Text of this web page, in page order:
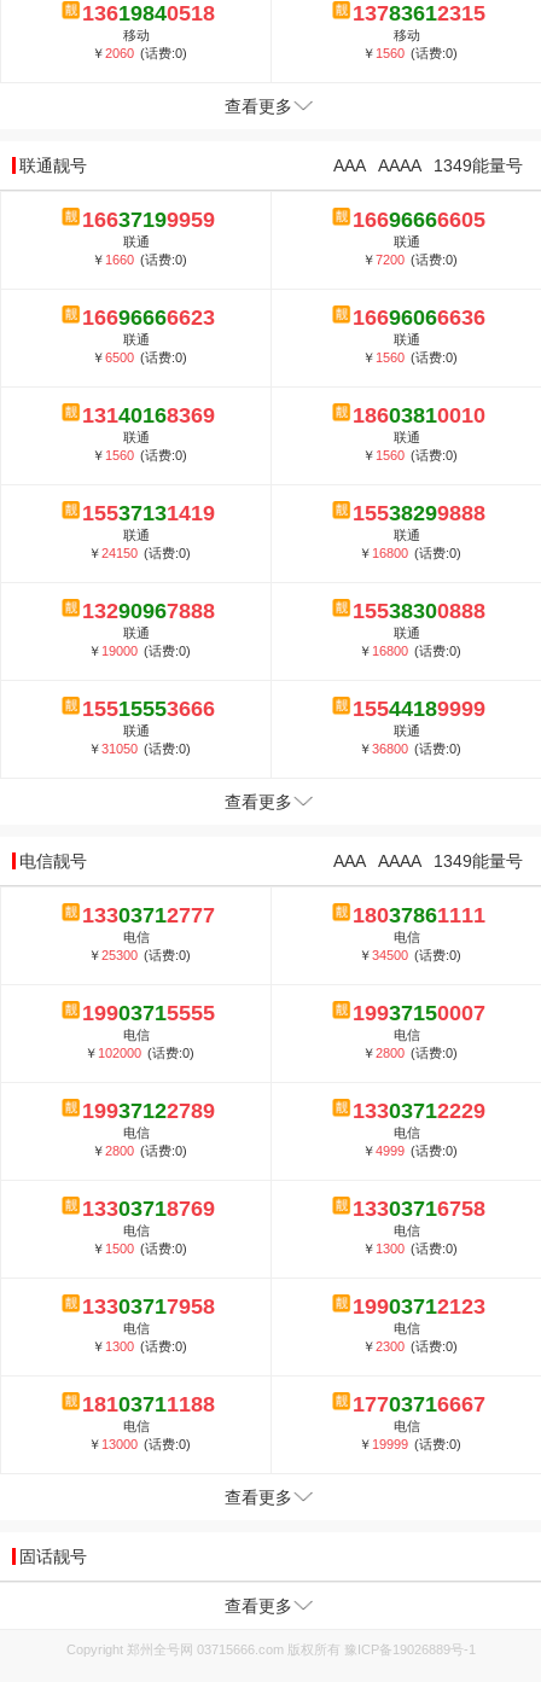
13619840518
移动
￥2060 (话费:0)
13783612315
移动
￥ 1560 (话费:0)
查看更多
联通靓号 1349能量号
AAAA
AAA
16637199959
联通
￥ 1660 (话费:0)
16696666605
联通
￥7200 (话费:0)
16696666623
联通
￥6500 (话费:0)
16696066636
联通
￥ 1560 (话费:0)
13140168369
联通
￥ 1560 (话费:0)
18603810010
联通
￥ 1560 (话费:0)
15537131419
联通
￥24150 (话费:0)
15538299888
联通
￥ 16800 (话费:0)
13290967888
联通
￥ 19000 (话费:0)
15538300888
联通
￥ 16800 (话费:0)
15515553666
联通
￥31050 (话费:0)
15544189999
联通
￥36800 (话费:0)
查看更多
电信靓号 1349能量号
AAAA
AAA
13303712777
电信
￥25300 (话费:0)
18037861111
电信
￥34500 (话费:0)
19903715555
电信
￥ 102000 (话费:0)
19937150007
电信
￥2800 (话费:0)
19937122789
电信
￥2800 (话费:0)
13303712229
电信
￥4999 (话费:0)
13303718769
电信
￥ 1500 (话费:0)
13303716758
电信
￥ 1300 (话费:0)
13303717958
电信
￥ 1300 (话费:0)
19903712123
电信
￥2300 (话费:0)
18103711188
电信
￥ 13000 (话费:0)
17703716667
电信
￥ 19999 (话费:0)
查看更多
固话靓号
查看更多
Copyright 郑州全号网 03715666.com 版权所有 豫ICP备19026889号-1